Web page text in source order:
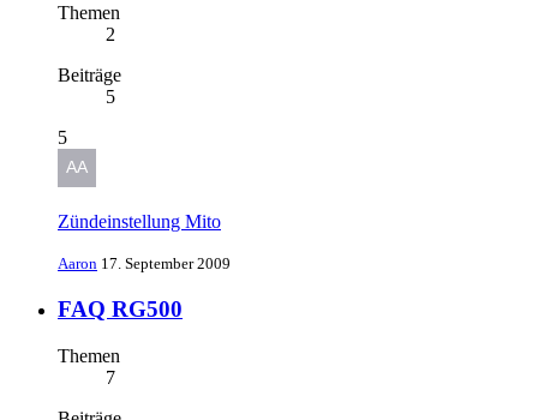
Themen
2
Beiträge
5
5
Zündeinstellung Mito
Aaron 17. September 2009
FAQ RG500
Themen
7